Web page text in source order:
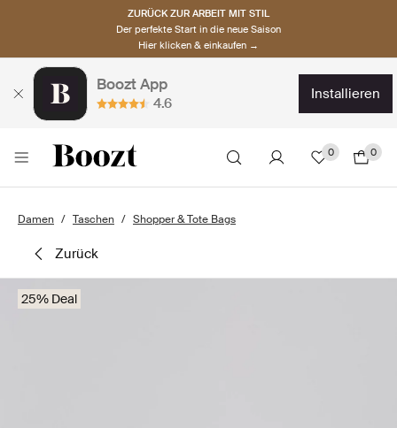
ZURÜCK ZUR ARBEIT MIT STIL
Der perfekte Start in die neue Saison
Hier klicken & einkaufen →
Boozt App
4.6
installieren
0 0
Damen Taschen Shopper & Tote Bags
zurück
25% Deal